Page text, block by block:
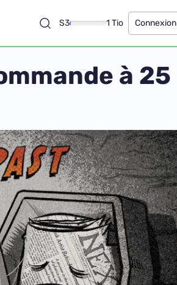
S3 1 Tio Connexion
à 25